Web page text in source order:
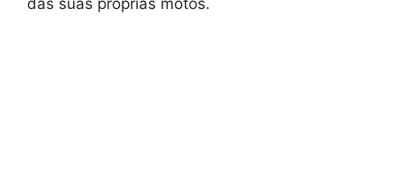
das suas próprias motos.